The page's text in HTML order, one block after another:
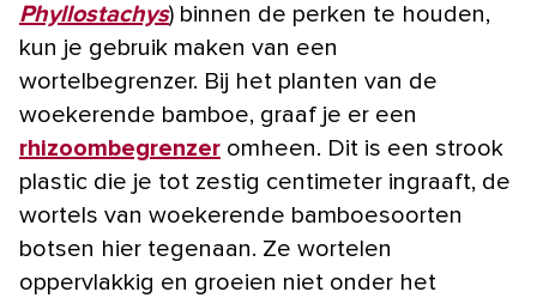
Phyllostachys) binnen de perken te houden,
kun je gebruik maken van een
wortelbegrenzer. Bij het planten van de
woekerende bamboe, graaf je er een
rhizoombegrenzer omheen. Dit is een strook
plastic die je tot zestig centimeter ingraaft, de
wortels van woekerende bamboesoorten
botsen hier tegenaan. Ze wortelen
oppervlakkig en groeien niet onder het